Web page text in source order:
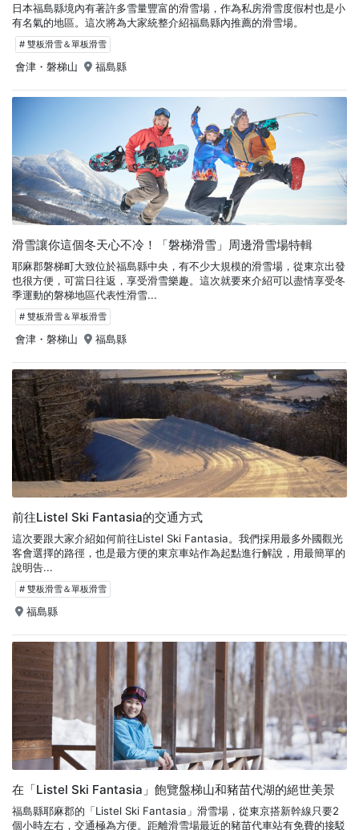
日本福島縣境內有著許多雪量豐富的滑雪場，作為私房滑雪度假村也是小
有名氣的地區。這次將為大家統整介紹福島縣內推薦的滑雪場。
# 雙板滑雪＆單板滑雪
會津・磐梯山 福島縣
滑雪讓你這個冬天心不冷！「磐梯滑雪」周邊滑雪場特輯
耶麻郡磐梯町大致位於福島縣中央，有不少大規模的滑雪場，從東京出發
也很方便，可當日往返，享受滑雪樂趣。這次就要來介紹可以盡情享受冬
季運動的磐梯地區代表性滑雪...
# 雙板滑雪＆單板滑雪
會津・磐梯山 福島縣
前往Listel Ski Fantasia的交通方式
這次要跟大家介紹如何前往Listel Ski Fantasia。我們採用最多外國觀光
客會選擇的路徑，也是最方便的東京車站作為起點進行解說，用最簡單的
說明告...
# 雙板滑雪＆單板滑雪
福島縣
在「Listel Ski Fantasia」飽覽盤梯山和豬苗代湖的絕世美景
福島縣耶麻郡的「Listel Ski Fantasia」滑雪場，從東京搭新幹線只要2
個小時左右，交通極為方便。距離滑雪場最近的豬苗代車站有免費的接駁